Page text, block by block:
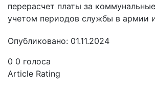
перерасчет платы за
учетом периодов службы в армии
Опубликовано: 01.11.2024
0 0 голоса
Article Rating